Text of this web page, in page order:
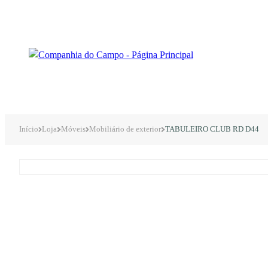
Início Loja Móveis Mobiliário de exterior TABULEIRO CLUB RD D44